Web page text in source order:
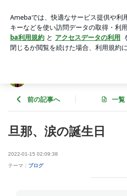
アプリをダウンロードして ブログの更
ょう。
前の記事へ 一覧
旦那、涙の誕生日
2022-01-15 02:09:38
テーマ： ブログ